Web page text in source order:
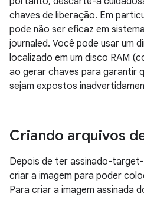
chaves de liberação. Em
pode não ser eficaz em
journaled. Você pode usar um
localizado em um disco RAM
ao gerar chaves para garantir
sejam expostos
Criando arquivos
Depois de ter assinado-
criar a imagem para poder
Para criar a imagem assinada